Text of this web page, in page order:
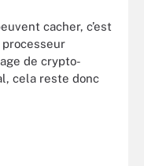
cacher, c’est
processeur
de crypto-
cela reste donc